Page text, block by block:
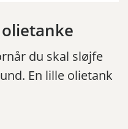
du skal sløjfe
En lille olietank